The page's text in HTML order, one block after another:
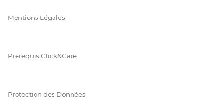
Mentions Légales
Prérequis Click&Care
Protection des Données